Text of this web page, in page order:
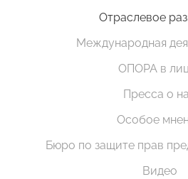
Отраслевое
Международная
ОПОРА в
Пресса о
Особое
Бюро по защите прав
Видео